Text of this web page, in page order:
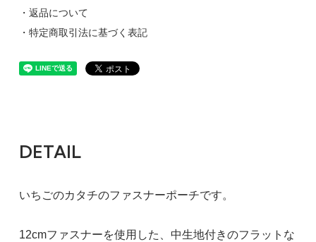
・返品について
・特定商取引法に基づく表記
DETAIL
いちごのカタチのファスナーポーチです。
12cmファスナーを使用した、中生地付きのフラットな